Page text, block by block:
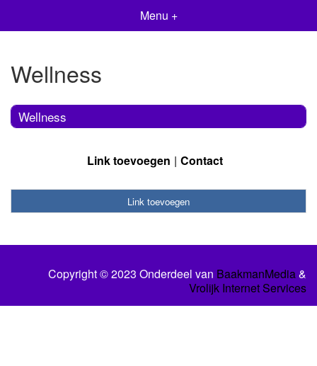
Menu +
Wellness
Wellness
Link toevoegen Contact
Link toevoegen
Copyright © 2023 Onderdeel van BaakmanMedia&
Vrolijk Internet Services